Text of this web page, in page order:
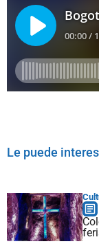
Le puede